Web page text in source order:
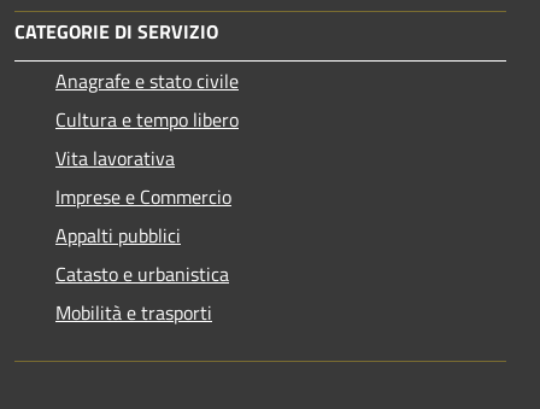
CATEGORIE DI SERVIZIO
Anagrafe e stato civile
Cultura e tempo libero
Vita lavorativa
Imprese e Commercio
Appalti pubblici
Catasto e urbanistica
Mobilità e trasporti